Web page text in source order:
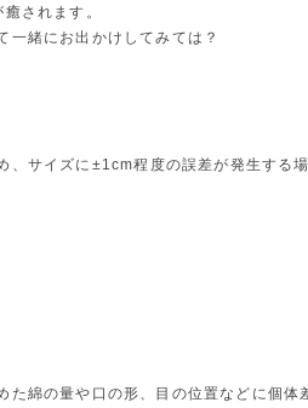
されます。
一緒にお出かけしてみては？
サイズに±1cm程度の誤差が発生する場
た綿の量や口の形、目の位置などに個体